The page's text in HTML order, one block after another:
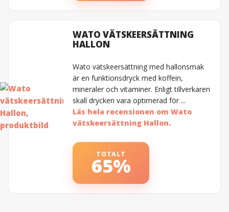
WATO VÄTSKEERSÄTTNING
HALLON
Wato vätskeersättning med hallonsmak
är en funktionsdryck med koffein,
mineraler och vitaminer. Enligt tillverkaren
skall drycken vara optimerad för ...
Läs hela recensionen om Wato
vätskeersättning Hallon.
TOTALT
65%